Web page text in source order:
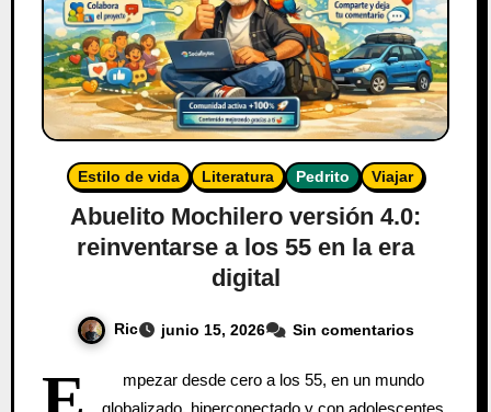
Estilo de vida Literatura Pedrito Viajar
Abuelito Mochilero versión 4.0:
reinventarse a los 55 en la era
digital
Ric junio 15, 2026 Sin comentarios
mpezar desde cero a los 55, en un mundo
globalizado, hiperconectado y con adolescentes